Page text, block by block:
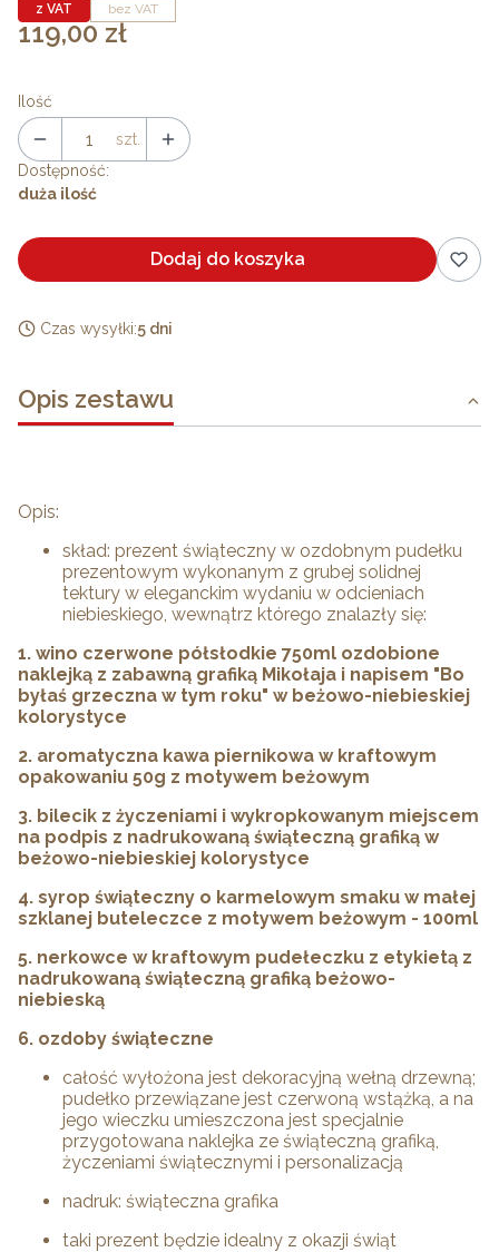
z VAT bez VAT
Cena
119,00 zł
Ilość
szt.
Dostępność:
duża ilość
Dodaj do koszyka
Czas wysyłki:5 dni
Opis zestawu
Opis:
skład: prezent świąteczny w ozdobnym pudełku
prezentowym wykonanym z grubej solidnej
tektury w eleganckim wydaniu w odcieniach
niebieskiego, wewnątrz którego znalazły się:
1. wino czerwone półsłodkie 750ml ozdobione
naklejką z zabawną grafiką Mikołaja i napisem "Bo
byłaś grzeczna w tym roku" w beżowo-niebieskiej
kolorystyce
2. aromatyczna kawa piernikowa w kraftowym
opakowaniu 50g z motywem beżowym
3. bilecik z życzeniami i wykropkowanym miejscem
na podpis z nadrukowaną świąteczną grafiką w
beżowo-niebieskiej kolorystyce
4. syrop świąteczny o karmelowym smaku w małej
szklanej buteleczce z motywem beżowym - 100ml
5. nerkowce w kraftowym pudełeczku z etykietą z
nadrukowaną świąteczną grafiką beżowo-
niebieską
6. ozdoby świąteczne
całość wyłożona jest dekoracyjną wełną drzewną;
pudełko przewiązane jest czerwoną wstążką, a na
jego wieczku umieszczona jest specjalnie
przygotowana naklejka ze świąteczną grafiką,
życzeniami świątecznymi i personalizacją
nadruk: świąteczna grafika
taki prezent będzie idealny z okazji świąt